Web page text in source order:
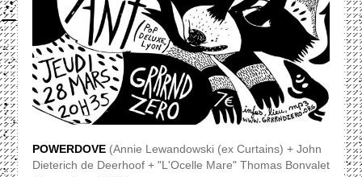
POWERDOVE(Annie Lewandowski (ex Curtains) + John
Dieterich de Deerhoof + "L'Ocelle Mare" Thomas Bonvalet